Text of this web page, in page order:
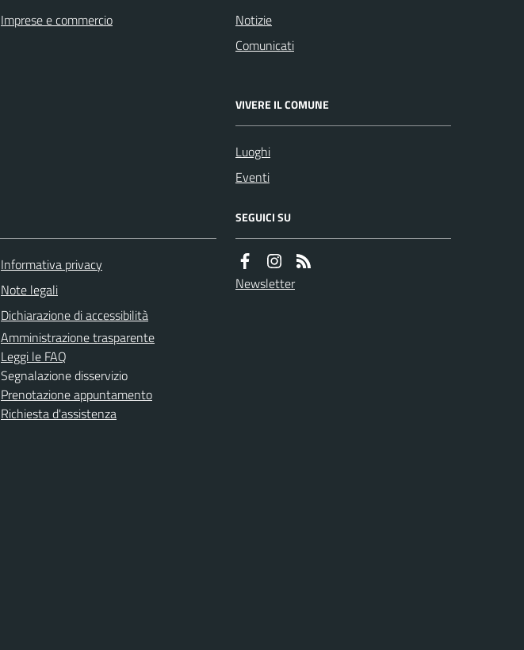
Imprese e commercio
Notizie
Comunicati
VIVERE IL COMUNE
Luoghi
Eventi
Informativa privacy
Note legali
Dichiarazione di accessibilità
Amministrazione trasparente
Leggi le FAQ
Segnalazione disservizio
Prenotazione appuntamento
Richiesta d'assistenza
SEGUICI SU
Newsletter